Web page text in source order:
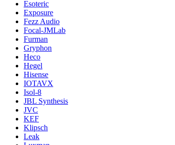
Esoteric
Exposure
Fezz Audio
Focal-JMLab
Furman
Gryphon
Heco
Hegel
Hisense
IOTAVX
Isol-8
JBL Synthesis
JVC
KEF
Klipsch
Leak